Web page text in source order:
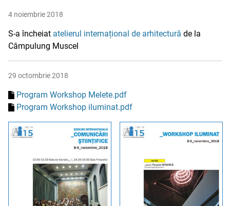
4 noiembrie 2018
S-a încheiat atelierul internațional de arhitectură de la
Câmpulung Muscel
29 octombrie 2018
Program Workshop Melete.pdf
Program Workshop iluminat.pdf